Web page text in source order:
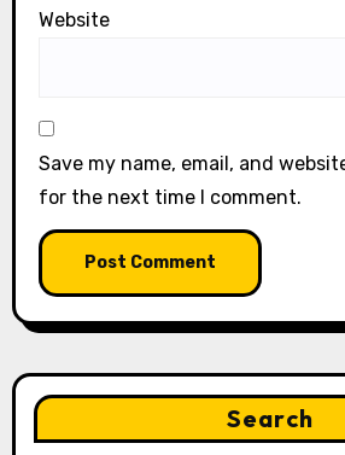
Website
Save my name, email, and
for the next time I comment.
Search